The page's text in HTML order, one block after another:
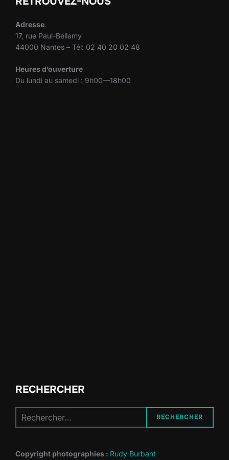
Adresse
17, rue Paul-Bellamy
44000 Nantes – Tél: 02 40 20 02 48
Heures d’ouverture
Du lundi au samedi : 9h00—18h00
RECHERCHER
pour :
RECHERCHER
Copyright photographies : Rudy Burbant